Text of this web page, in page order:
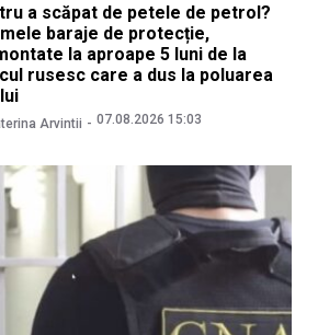
a scăpat de petele de petrol?
baraje de protecție,
la aproape 5 luni de la
rusesc care a dus la poluarea
Arvintii 07.08.2026 15:03